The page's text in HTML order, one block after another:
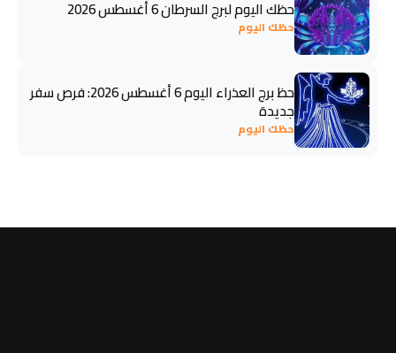
حظك اليوم لبرج السرطان 6 أغسطس 2026
حظك اليوم
حظ برج العذراء اليوم 6 أغسطس 2026: فرص سفر
جديدة
حظك اليوم